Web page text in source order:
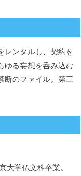
レンタルし、契約を
ゆる妄想を呑み込む
断のファイル。第三
大学仏文科卒業。